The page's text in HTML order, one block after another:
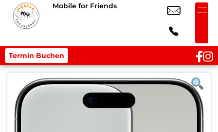
Mobile for Friends
Termin Buchen